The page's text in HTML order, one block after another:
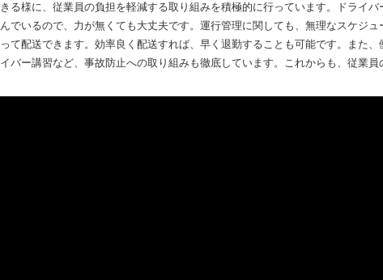
きる様に、従業員の負担を軽減する取り組みを積極的に行っています。ドライ
んでいるので、力が無くても大丈夫です。運行管理に関しても、無理なスケジ
って配送できます。効率良く配送すれば、早く退勤することも可能です。また
イバー講習など、事故防止への取り組みも徹底しています。これからも、従業